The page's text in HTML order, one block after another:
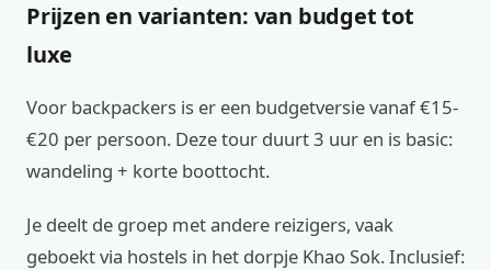
Prijzen en varianten: van budget tot
luxe
Voor backpackers is er een budgetversie vanaf €15-
€20 per persoon. Deze tour duurt 3 uur en is basic:
wandeling + korte boottocht.
Je deelt de groep met andere reizigers, vaak
geboekt via hostels in het dorpje Khao Sok. Inclusief: